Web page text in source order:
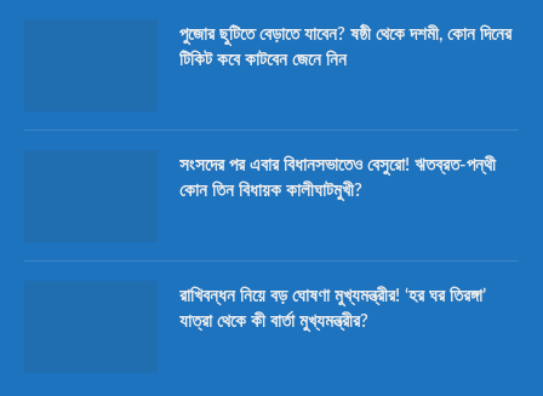
পুজোর ছুটিতে বেড়াতে যাবেন? ষষ্ঠী থেকে দশমী, কোন দিনের
টিকিট কবে কাটবেন জেনে নিন
সংসদের পর এবার বিধানসভাতেও বেসুরো! ঋতব্রত-পন্থী
কোন তিন বিধায়ক কালীঘাটমুখী?
রাখিবন্ধন নিয়ে বড় ঘোষণা মুখ্যমন্ত্রীর! ‘হর ঘর তিরঙ্গা’
যাত্রা থেকে কী বার্তা মুখ্যমন্ত্রীর?